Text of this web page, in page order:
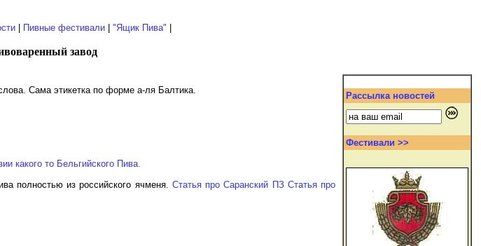
| Пивные фестивали| "Ящик Пива"
завод
Сама этикетка по форме а-ля Балтика.
какого то Бельгийского Пива.
полностью из российского ячменя. Статья про Саранский ПЗ Статья про
Рассылка новостей
Фестивали >>